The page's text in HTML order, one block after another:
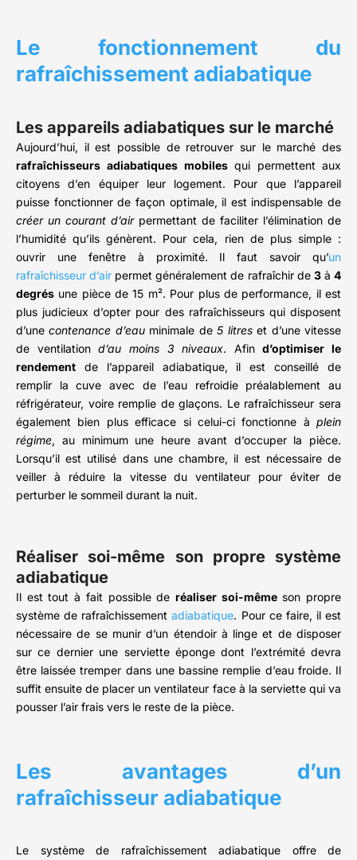
Le fonctionnement du
rafraîchissement adiabatique
Les appareils adiabatiques sur le marché
Aujourd’hui, il est possible de retrouver sur le marché des
rafraîchisseurs adiabatiques mobilesqui permettent aux
citoyens d’en équiper leur logement. Pour que l’appareil
puisse fonctionner de façon optimale, il est indispensable de
créer un courant d’airpermettant de faciliter l’élimination de
l’humidité qu’ils génèrent. Pour cela, rien de plus simple :
ouvrir une fenêtre à proximité. Il faut savoir qu’un
rafraîchisseur d’air permet généralement de rafraîchir de 3à4
degrés une pièce de 15 m². Pour plus de performance, il est
plus judicieux d’opter pour des rafraîchisseurs qui disposent
d’unecontenance d’eauminimale de5 litreset d’une vitesse
de ventilationd’au moins 3 niveaux. Afind’optimiser le
rendement de l’appareil adiabatique, il est conseillé de
remplir la cuve avec de l’eau refroidie préalablement au
réfrigérateur, voire remplie de glaçons. Le rafraîchisseur sera
également bien plus efficace si celui-ci fonctionne à plein
régime, au minimum une heure avant d’occuper la pièce.
Lorsqu’il est utilisé dans une chambre, il est nécessaire de
veiller à réduire la vitesse du ventilateur pour éviter de
perturber le sommeil durant la nuit.
Réaliser soi-même son propre système
adiabatique
Il est tout à fait possible de réaliser soi-mêmeson propre
système de rafraîchissementadiabatique. Pour ce faire, il est
nécessaire de se munir d’un étendoir à linge et de disposer
sur ce dernier une serviette éponge dont l’extrémité devra
être laissée tremper dans une bassine remplie d’eau froide. Il
suffit ensuite de placer un ventilateur face à la serviette qui va
pousser l’air frais vers le reste de la pièce.
Les avantages d’un
rafraîchisseur adiabatique
Le système de rafraîchissement adiabatique offre de